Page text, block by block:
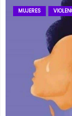
MUJERES